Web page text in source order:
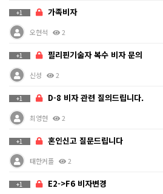
+1 가족비자
오현석 2
+1 필리핀기술자 복수 비자 문의
신성 2
+1 D-8 비자 관련 질의드립니다.
최영현 2
+1 혼인신고 질문드립니다
태한커플 2
+1 E2->F6 비자변경